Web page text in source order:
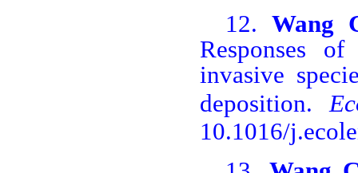
12. Wang
Responses
invasive
deposition.
10.1016/